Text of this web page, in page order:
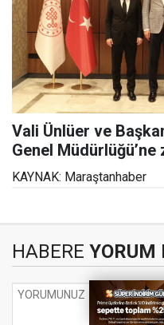
Vali Ünlüer ve
Genel Müdürlüğü’ne
KAYNAK: Maraştanhaber
HABERE YORUM